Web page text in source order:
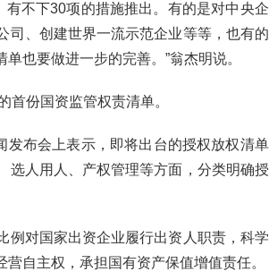
有不下30项的措施推出。有的是对中央
司、创建世界一流示范企业等等，也有
也要做进一步的完善。 ”翁杰明说。
首份国资监管权责清单。
发布会上表示，即将出台的授权放权清
选人用人、产权管理等方面，分类明确
例对国家出资企业履行出资人职责，科
自主权，承担国有资产保值增值责任。